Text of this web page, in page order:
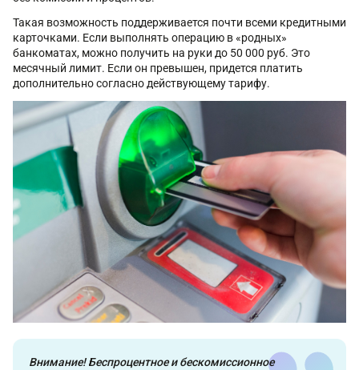
Такая возможность поддерживается почти всеми кредитными
карточками. Если выполнять операцию в «родных»
банкоматах, можно получить на руки до 50 000 руб. Это
месячный лимит. Если он превышен, придется платить
дополнительно согласно действующему тарифу.
Внимание! Беспроцентное и бескомиссионное